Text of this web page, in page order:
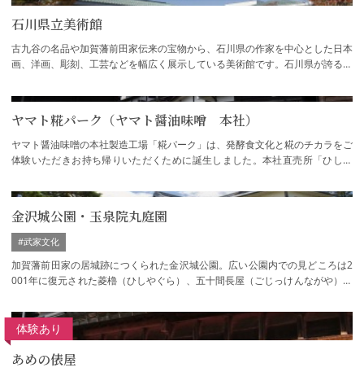
石川県立美術館
古九谷の名品や加賀藩前田家伝来の宝物から、石川県の作家を中心とした日本
画、洋画、彫刻、工芸などを幅広く展示している美術館です。石川県が誇る名
ヤマト糀パーク（ヤマト醤油味噌 本社）
ヤマト醤油味噌の本社製造工場「糀パーク」は、発酵食文化と糀のチカラをご
体験いただきお持ち帰りいただくために誕生しました。本社直売所「ひしほ
金沢城公園・玉泉院丸庭園
加賀藩前田家の居城跡につくられた金沢城公園。広い公園内での見どころは2
001年に復元された菱櫓（ひしやぐら）、五十間長屋（ごじっけんながや）、
#武家文化
あめの俵屋
体験あり